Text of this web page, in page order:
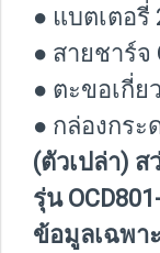
● แบตเตอรี่
● สายชาร์จ
● ตะขอเกี่ย
● กล่องกระ
(ตัวเปล่า) ส
รุ่น
ข้อมูลเฉพา